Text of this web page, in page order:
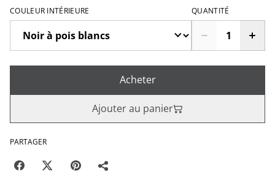
COULEUR INTÉRIEURE QUANTITÉ
Acheter
Ajouter au panier
PARTAGER